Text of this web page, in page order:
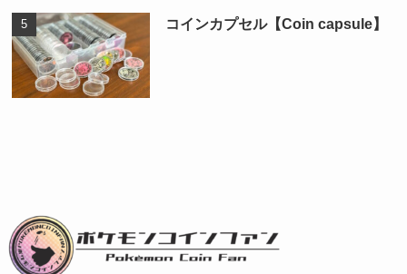
コインカプセル【Coin capsule】